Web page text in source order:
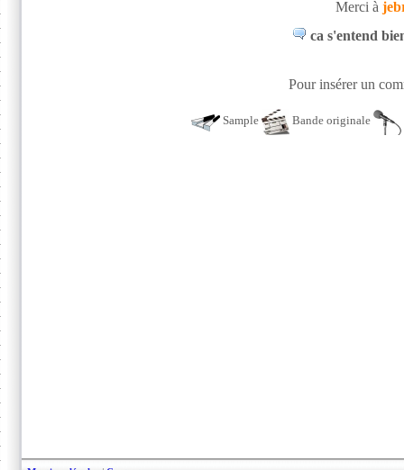
Merci à
ca s'entend
Pour insérer un
Sample Bande originale